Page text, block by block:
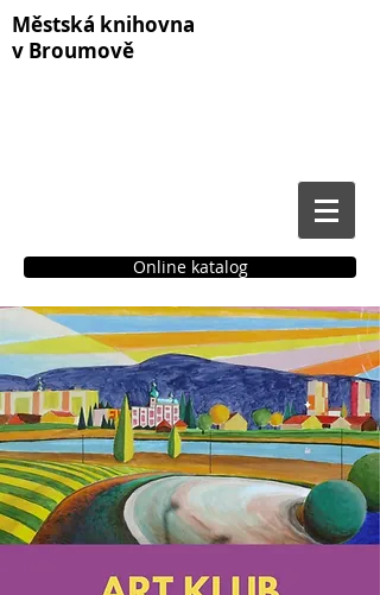
Městská knihovna
v Broumově
Online katalog
Čtenářské konto